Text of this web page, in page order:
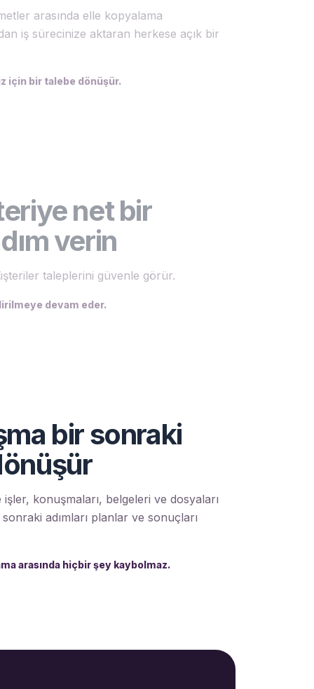
arasında elle kopyalama
iş sürecinize aktaran herkese açık bir
için bir talebe dönüşür.
net bir
verin
taleplerini güvenle görür.
devam eder.
bir sonraki
konuşmaları, belgeleri ve dosyaları
adımları planlar ve sonuçları
arasında hiçbir şey kaybolmaz.